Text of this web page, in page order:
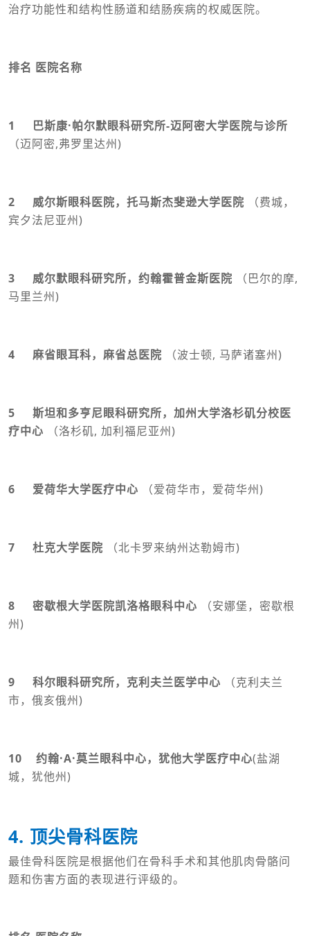
治疗功能性和结构性肠道和结肠疾病的权威医院。
排名 医院名称
1 巴斯康·帕尔默眼科研究所-迈阿密大学医院与诊所
（迈阿密,弗罗里达州)
2 威尔斯眼科医院，托马斯杰斐逊大学医院 （费城，
宾夕法尼亚州)
3 威尔默眼科研究所，约翰霍普金斯医院 （巴尔的摩,
马里兰州)
4 麻省眼耳科，麻省总医院 （波士顿, 马萨诸塞州)
5 斯坦和多亨尼眼科研究所，加州大学洛杉矶分校医
疗中心 （洛杉矶, 加利福尼亚州)
6 爱荷华大学医疗中心 （爱荷华市，爱荷华州)
7 杜克大学医院 （北卡罗来纳州达勒姆市)
8 密歇根大学医院凯洛格眼科中心
（安娜堡，密歇根
州)
9 科尔眼科研究所，克利夫兰医学中心 （克利夫兰
市，俄亥俄州)
10 约翰·A·莫兰眼科中心，犹他大学医疗中心(盐湖
城，犹他州)
4. 顶尖骨科医院
最佳骨科医院是根据他们在骨科手术和其他肌肉骨骼问
题和伤害方面的表现进行评级的。